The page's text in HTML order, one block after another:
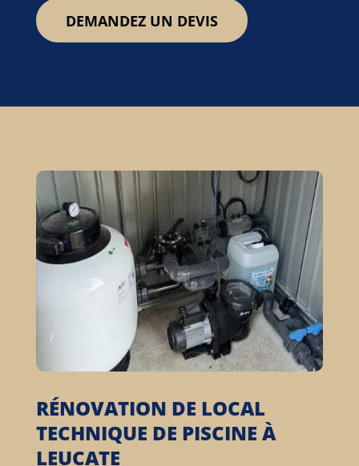
DEMANDEZ UN DEVIS
RÉNOVATION DE LOCAL
TECHNIQUE DE PISCINE À
LEUCATE